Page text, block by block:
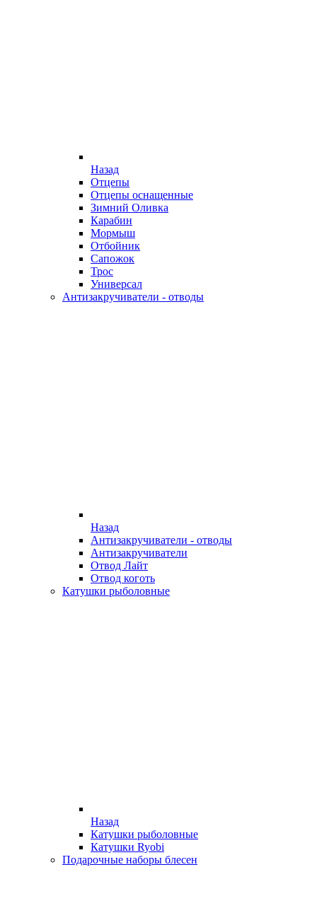
Назад
Отцепы
Отцепы оснащенные
Зимний Оливка
Карабин
Мормыш
Отбойник
Сапожок
Трос
Универсал
Антизакручиватели - отводы
Назад
Антизакручиватели - отводы
Антизакручиватели
Отвод Лайт
Отвод коготь
Катушки рыболовные
Назад
Катушки рыболовные
Катушки Ryobi
Подарочные наборы блесен